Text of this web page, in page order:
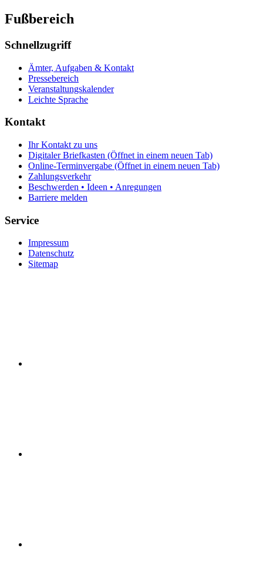
Fußbereich
Schnellzugriff
Ämter, Aufgaben & Kontakt
Pressebereich
Veranstaltungskalender
Leichte Sprache
Kontakt
Ihr Kontakt zu uns
Digitaler Briefkasten (Öffnet in einem neuen Tab)
Online-Terminvergabe (Öffnet in einem neuen Tab)
Zahlungsverkehr
Beschwerden • Ideen • Anregungen
Barriere melden
Service
Impressum
Datenschutz
Sitemap